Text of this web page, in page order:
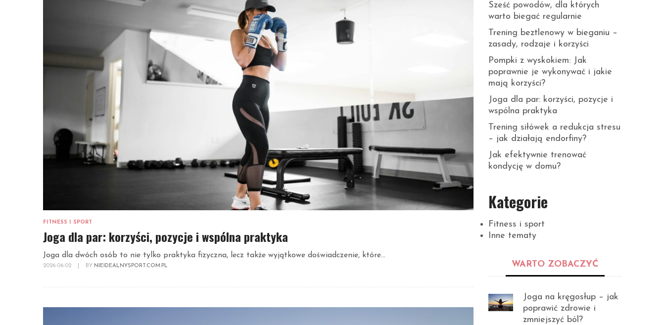
FITNESS I SPORT
Joga dla par: korzyści, pozycje i wspólna praktyka
Joga dla dwóch osób to nie tylko praktyka fizyczna, lecz także wyjątkowe doświadczenie, które...
2026-06-02 BY NIEIDEALNYSPORT.COM.PL
Sześć powodów, dla których
warto biegać regularnie
Trening beztlenowy w bieganiu –
zasady, rodzaje i korzyści
Pompki z wyskokiem: Jak
poprawnie je wykonywać i jakie
mają korzyści?
Joga dla par: korzyści, pozycje i
wspólna praktyka
Trening siłówek a redukcja stresu
– jak działają endorfiny?
Jak efektywnie trenować
kondycję w domu?
Kategorie
Fitness i sport
Inne tematy
WARTO ZOBACZYĆ
Joga na kręgosłup – jak
poprawić zdrowie i
zmniejszyć ból?